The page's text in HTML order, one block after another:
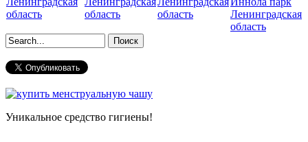
область
область
область
Ленинградская
область
Форма поиска
Уникальное средство гигиены!